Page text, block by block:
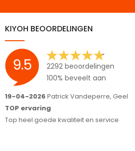
KIYOH BEOORDELINGEN
9.5
2292 beoordelingen
100% beveelt aan
16-04-2026 Hoveniers Arjo B.V.,
Meedenken in je wensen en correct
nakomen;)